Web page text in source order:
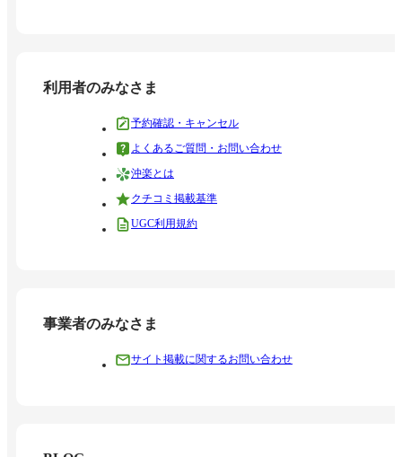
利用者のみなさま
予約確認・キャンセル
よくあるご質問・お問い合わせ
沖楽とは
クチコミ掲載基準
UGC利用規約
事業者のみなさま
サイト掲載に関するお問い合わせ